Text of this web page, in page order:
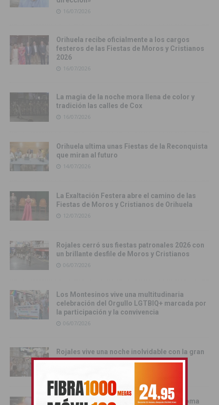
16/07/2026
Orihuela recibe oficialmente a los cargos
festeros de las Fiestas de Moros y Cristianos
2026
16/07/2026
La magia de la noche mora llena de color y
tradición las calles de Cox
16/07/2026
Orihuela ultima unas Fiestas de la Reconquista
que miran al futuro
14/07/2026
La Exaltación Festera abre el camino de las
Fiestas de Moros y Cristianos de Orihuela
12/07/2026
Rojales cerró sus fiestas patronales 2026 con
un brillante desfile de Moros y Cristianos
06/07/2026
Los Montesinos vive una multitudinaria
celebración del Orgullo LGTBIQ+ marcada por
la participación y la convivencia
06/07/2026
Rojales vive una noche inolvidable con la gran
Charanga de sus fiestas patronales
La Batalla de la Pólvora, el pregón y la Toma